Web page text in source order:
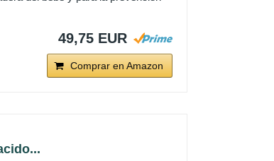
49,75 EUR
Comprar en Amazon